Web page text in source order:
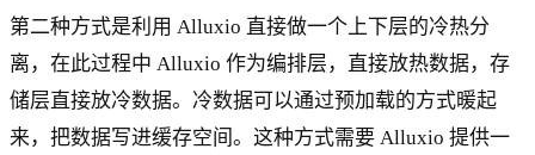
第二种方式是利用 Alluxio 直接做一个上下层的冷热分
离，在此过程中 Alluxio 作为编排层，直接放热数据，存
储层直接放冷数据。冷数据可以通过预加载的方式暖起
来，把数据写进缓存空间。这种方式需要 Alluxio 提供一